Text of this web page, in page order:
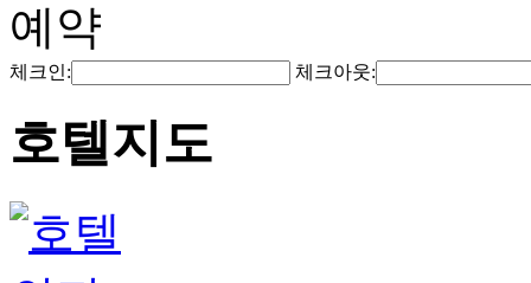
예약
체크인: 체크아웃:
호텔지도